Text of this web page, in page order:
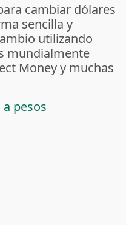
cambiar dólares
sencilla y
utilizando
mundialmente
Money y muchas
pesos